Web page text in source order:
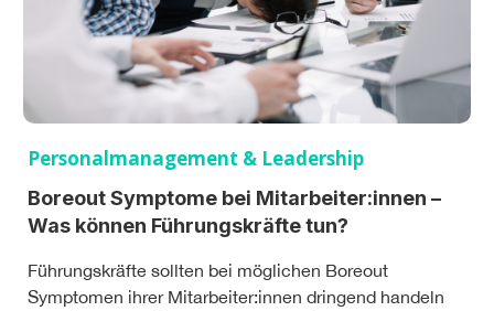
Personalmanagement & Leadership
Boreout Symptome bei Mitarbeiter:innen –
Was können Führungskräfte tun?
Führungskräfte sollten bei möglichen Boreout
Symptomen ihrer Mitarbeiter:innen dringend handeln